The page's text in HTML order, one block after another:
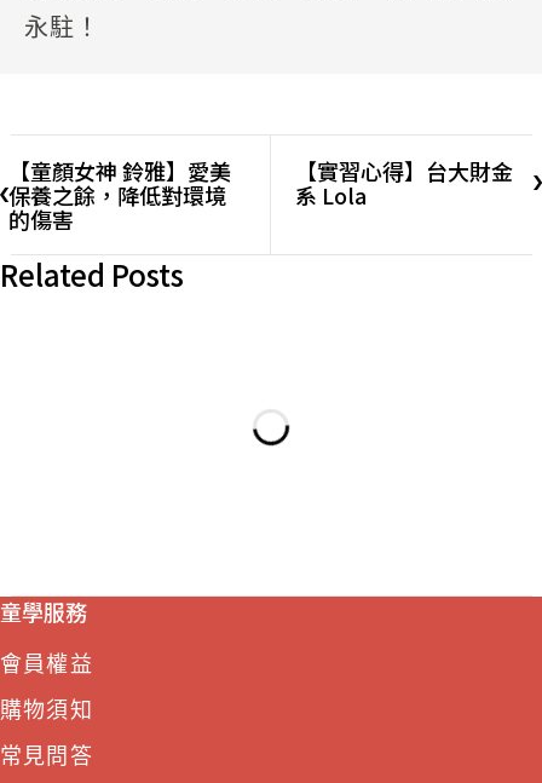
永駐！
【童顏女神 鈴雅】愛美
保養之餘，降低對環境
的傷害
【實習心得】台大財金
系 Lola
Related Posts
童學服務
會員權益
購物須知
常見問答